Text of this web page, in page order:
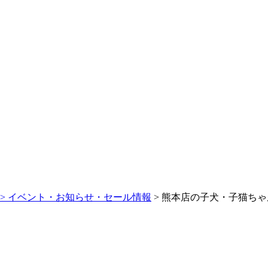
イベント・お知らせ・セール情報 > 熊本店の子犬・子猫ち